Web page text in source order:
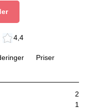
4,4
Priser
2
1